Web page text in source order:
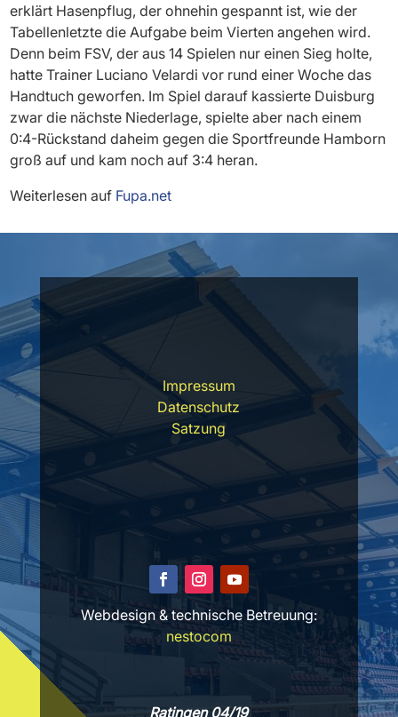
erklärt Hasenpflug, der ohnehin gespannt ist, wie der
Tabellenletzte die Aufgabe beim Vierten angehen wird.
Denn beim FSV, der aus 14 Spielen nur einen Sieg holte,
hatte Trainer Luciano Velardi vor rund einer Woche das
Handtuch geworfen. Im Spiel darauf kassierte Duisburg
zwar die nächste Niederlage, spielte aber nach einem
0:4-Rückstand daheim gegen die Sportfreunde Hamborn
groß auf und kam noch auf 3:4 heran.
Weiterlesen auf Fupa.net
Impressum
Datenschutz
Satzung
Webdesign & technische Betreuung:
nestocom
Ratingen 04/19